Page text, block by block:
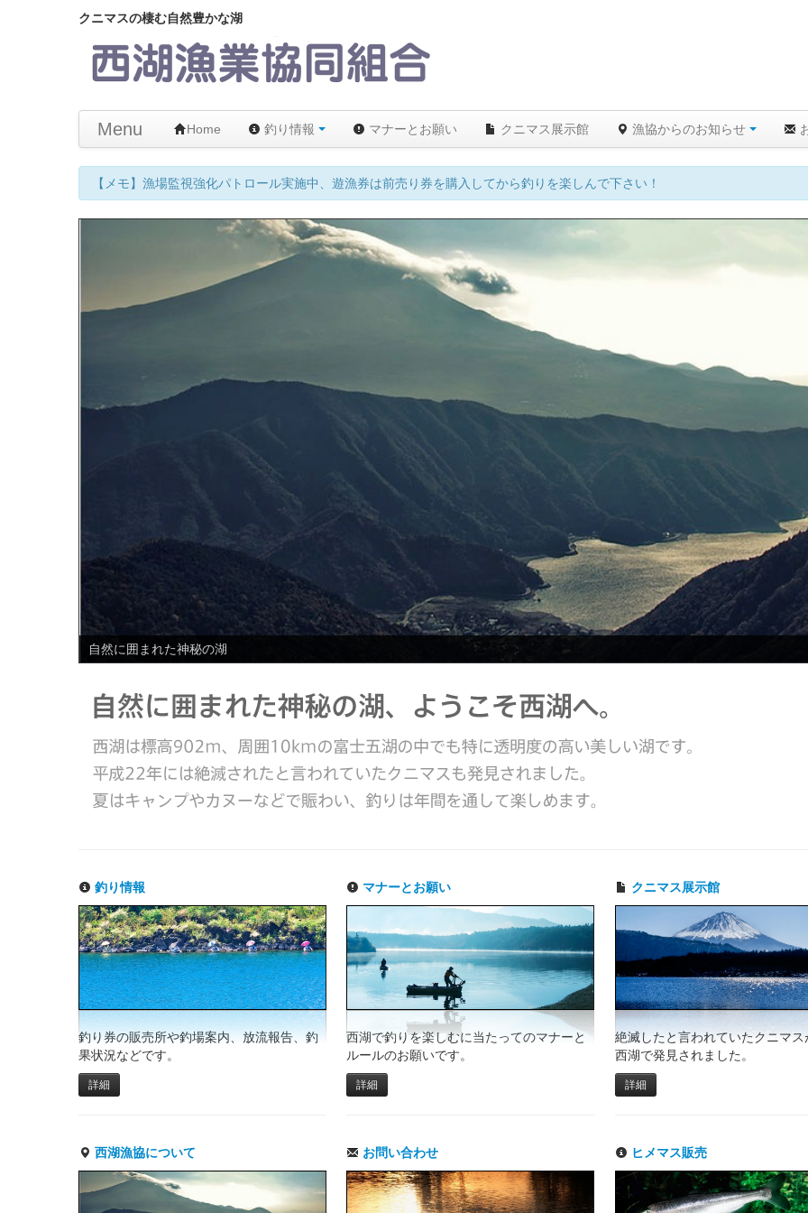
クニマスの棲む自然豊かな湖
Menu Home 釣り情報 マナーとお願い クニマス展示館 漁協からのお知らせ
【メモ】漁場監視強化パトロール実施中、遊漁券は前売り券を購入してから釣りを楽しんで下さい！
日本の原風景が残る
釣り情報
釣り券の販売所や釣場案内、放流報告、釣
果状況などです。
詳細
マナーとお願い
西湖で釣りを楽しむに当たってのマナーと
ルールのお願いです。
詳細
クニマス展示館
絶滅したと言われていたクニマ
西湖で発見されました。
詳細
西湖漁協について お問い合わせ ヒメマス販売